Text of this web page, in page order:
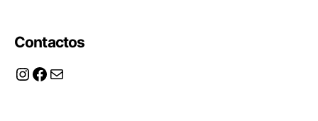
Contactos
Instagram
Facebook
Mail